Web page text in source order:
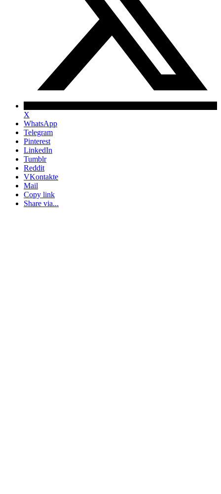
X
WhatsApp
Telegram
Pinterest
LinkedIn
Tumblr
Reddit
VKontakte
Mail
Copy link
Share via...